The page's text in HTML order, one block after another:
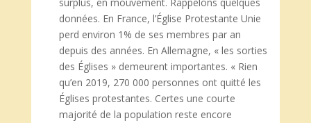
données. En France, l’Église Protestante Unie
perd environ 1% de ses membres par an
depuis des années. En Allemagne, « les sorties
des Églises » demeurent importantes. « Rien
qu’en 2019, 270 000 personnes ont quitté les
Églises protestantes. Certes une courte
majorité de la population reste encore